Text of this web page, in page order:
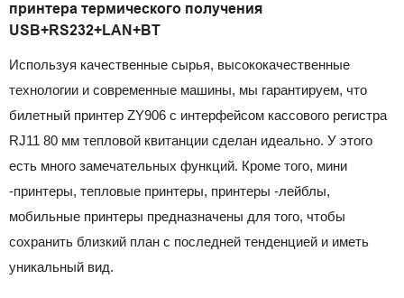
принтера термического получения
USB+RS232+LAN+BT
Используя качественные сырья, высококачественные
технологии и современные машины, мы гарантируем, что
билетный принтер ZY906 с интерфейсом кассового регистра
RJ11 80 мм тепловой квитанции сделан идеально. У этого
есть много замечательных функций. Кроме того, мини
-принтеры, тепловые принтеры, принтеры -лейблы,
мобильные принтеры предназначены для того, чтобы
сохранить близкий план с последней тенденцией и иметь
уникальный вид.